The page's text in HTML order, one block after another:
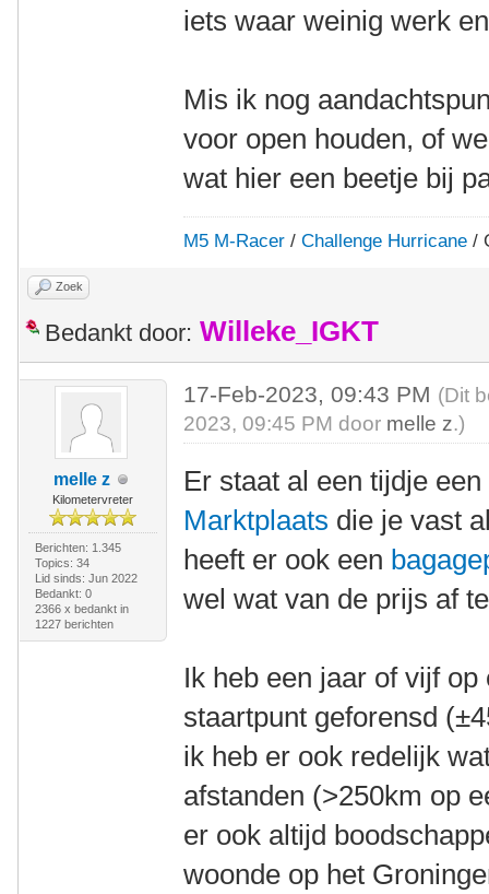
iets waar weinig werk
Mis ik nog
voor open houden, of
wat hier een beetje bij
M5 M-Racer /Challenge Hurricane /
Zoek
Bedankt door: Willeke_IGKT
melle z
Kilometervreter
Berichten: 1.345
Topics: 34
Lid sinds: Jun 2022
Bedankt: 0
2366 x bedankt in
1227 berichten
17-Feb-2023, 09:43 PM (Dit
2023, 09:45 PM door melle z.)
Er staat al een tijdje een
Marktplaats die je vast
heeft er ook een
wel wat van de prijs af
Ik heb een jaar of vijf
staartpunt geforensd
ik heb er ook redelijk
afstanden (>250km op
er ook altijd
woonde op het